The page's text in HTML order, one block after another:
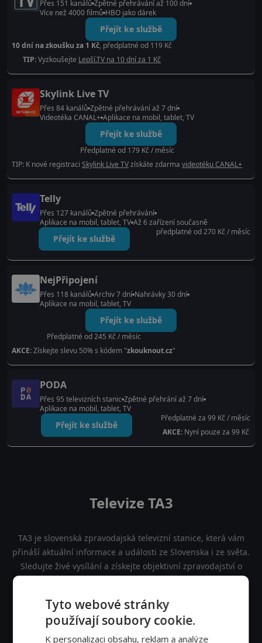
Přes 151 kanálů Zpětné přehrávání až 100 dní
Více než 4000 filmů HBO jako dárek
Přejít ke službě
10 dní na zkoušku za 1 Kč, předplatné od 119 Kč
TIP:Vyzkoušejte Lepší.TV na 10 dní za 1 Kč
Skylink Live TV
Přes 84 kanálů Zpětné přehrávání až 7 dní
Videotéka CANAL+ Aplikace na mobil, tablet, TV
Přejít ke službě
Předplatné od 179 Kč / měsíc
TIP: K nové registraci Skylink Live TVzískáte zdarma videotéku CANAL+
Telly
Přes 127 kanálů Zpětné přehrávání
Aplikace na mobil, tablet, TV Až 6 zařízení současně
Přejít ke službě
předplatné od 270 Kč / měsíc
NejPřipojení
Přes 118 kanálů Archiv 7 dní Nahrávky 30 dní
Aplikace na mobil, tablet, TV
Přejít ke službě
Předplatné od 245 Kč / měsíc
AKCE:Získejte slevu 50% s kódem "zkouknout.cz"
PODA
Přes 95 televizních stanic Zpětné přehrání až 7 dní
Aplikace na mobil, tablet, TV
Přejít ke službě
Předplatné za 99 Kč / měsíc
AKCE:Nyní pouze za 99 Kč
Televize TA3
TA3 je slovenská zpravodajská televizní stanice, která vám
přináší aktuální informace a události ze Slovenska i ze světa.
Sledujte živé vysílání a získejte objektivní zpravodajství o
Tyto webové stránky
používají soubory cookie.
K personalizaci obsahu, reklam a analýze